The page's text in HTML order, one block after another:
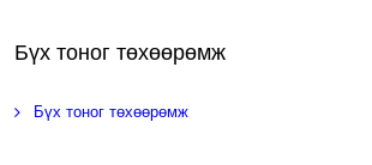
Бүх тоног төхөөрөмж
Бүх тоног төхөөрөмж